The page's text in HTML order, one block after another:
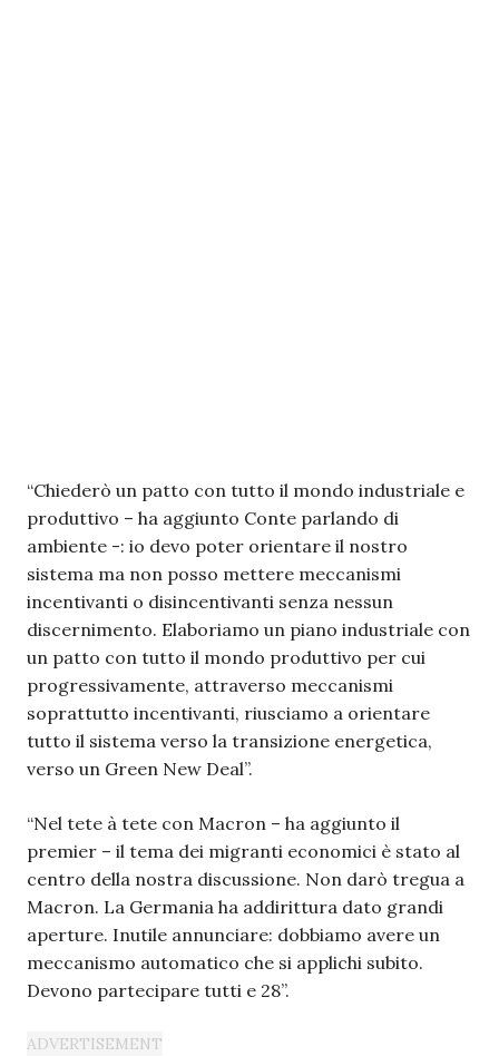
“Chiederò un patto con tutto il mondo industriale e
produttivo – ha aggiunto Conte parlando di
ambiente -: io devo poter orientare il nostro
sistema ma non posso mettere meccanismi
incentivanti o disincentivanti senza nessun
discernimento. Elaboriamo un piano industriale con
un patto con tutto il mondo produttivo per cui
progressivamente, attraverso meccanismi
soprattutto incentivanti, riusciamo a orientare
tutto il sistema verso la transizione energetica,
verso un Green New Deal”.
“Nel tete à tete con Macron – ha aggiunto il
premier – il tema dei migranti economici è stato al
centro della nostra discussione. Non darò tregua a
Macron. La Germania ha addirittura dato grandi
aperture. Inutile annunciare: dobbiamo avere un
meccanismo automatico che si applichi subito.
Devono partecipare tutti e 28”.